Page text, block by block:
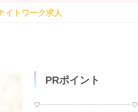
新人保証あり
寮あり
10代 (10)
イトワーク求人
PRポイント
♡┈┈┈┈┈┈┈┈┈┈┈┈┈┈┈♡